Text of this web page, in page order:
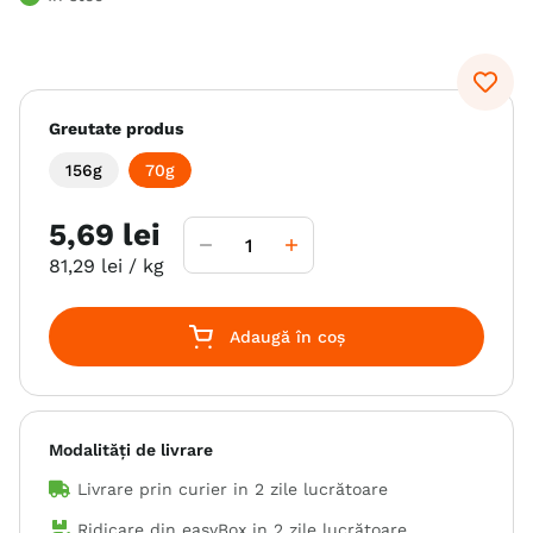
.
recompense caini
Greutate produs
156g 70g
5,69 lei
81,29 lei / kg
Adaugă în coș
Modalități de livrare
Livrare prin curier in 2 zile lucrătoare